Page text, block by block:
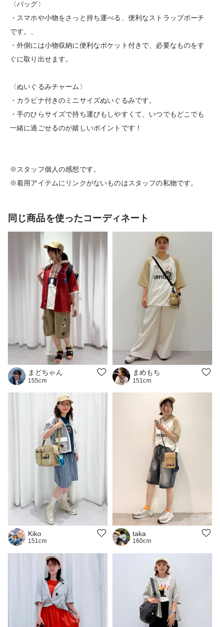
〈バッグ〉
・スマホや小物をさっと持ち運べる、便利なストラップポーチ
です。、
・外側には小物収納に便利なポケット付きで、必要なものをす
ぐに取り出せます。
〈ぬいぐるみチャーム〉
・カラビナ付きのミニサイズぬいぐるみです。
・手のひらサイズで持ち運びもしやすくて、いつでもどこでも
一緒に過ごせるのが嬉しいポイントです！
※スタッフ個人の感想です。
※着用アイテムにリンクがないものはスタッフの私物です。
同じ商品を使ったコーディネート
まどちゃん
155cm
まめもち
151cm
Kiko
151cm
taka
160cm